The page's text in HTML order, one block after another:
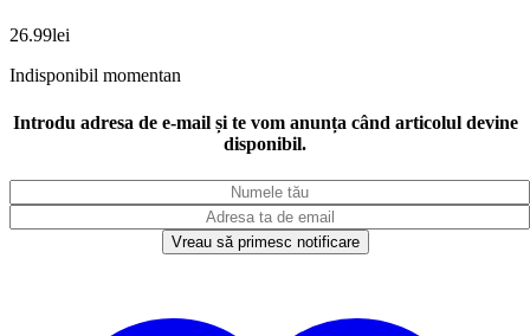
26.99lei
Indisponibil momentan
Introdu adresa de e-mail și te vom anunța când articolul devine
disponibil.
Vreau să primesc notificare